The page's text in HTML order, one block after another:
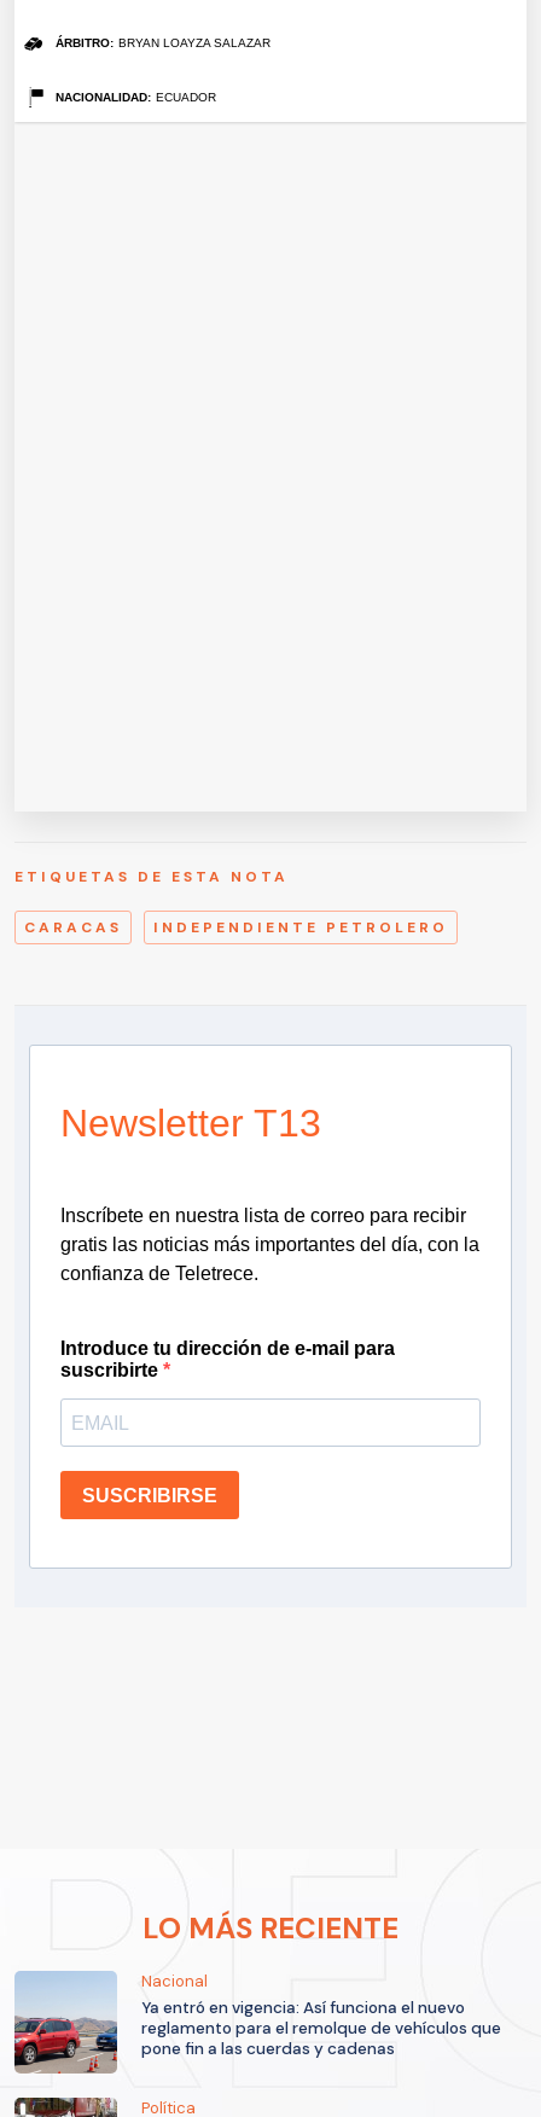
ETIQUETAS DE ESTA NOTA
CARACAS INDEPENDIENTE PETROLERO
Newsletter T13
Inscríbete en nuestra lista de correo para recibir
gratis las noticias más importantes del día, con la
confianza de Teletrece.
Introduce tu dirección de e-mail para
suscribirte
SUSCRIBIRSE
LO MÁS RECIENTE
Nacional
Ya entró en vigencia: Así funciona el nuevo
reglamento para el remolque de vehículos que
pone fin a las cuerdas y cadenas
Política